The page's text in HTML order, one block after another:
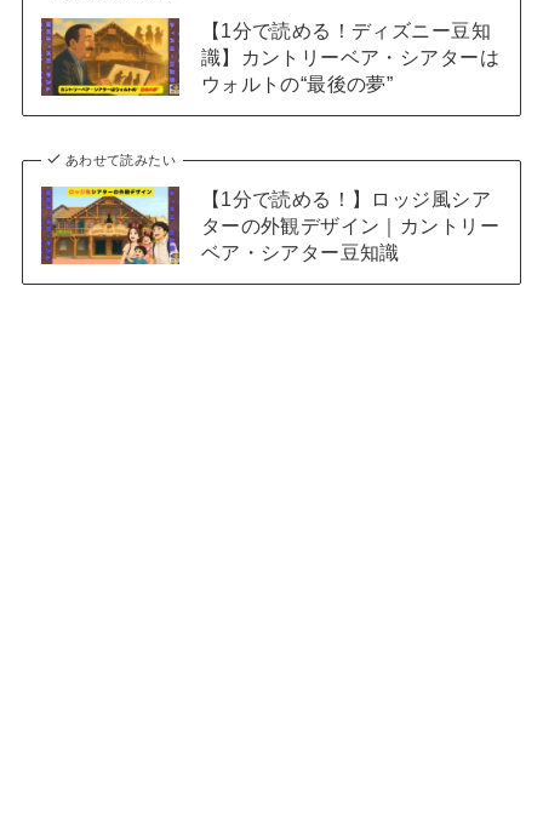
【1分で読める！ディズニー豆知
識】カントリーベア・シアターは
ウォルトの“最後の夢”
あわせて読みたい
【1分で読める！】ロッジ風シア
ターの外観デザイン｜カントリー
ベア・シアター豆知識